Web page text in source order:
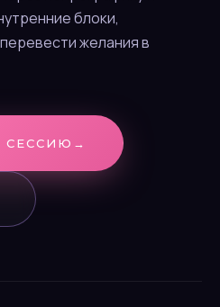
блоки,
желания в
СЕССИЮ →